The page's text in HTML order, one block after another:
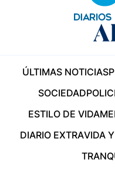
ÚLTIMAS NOTICIAS
SOCIEDAD
ESTILO DE VIDA
DIARIO EXTRAVIDA